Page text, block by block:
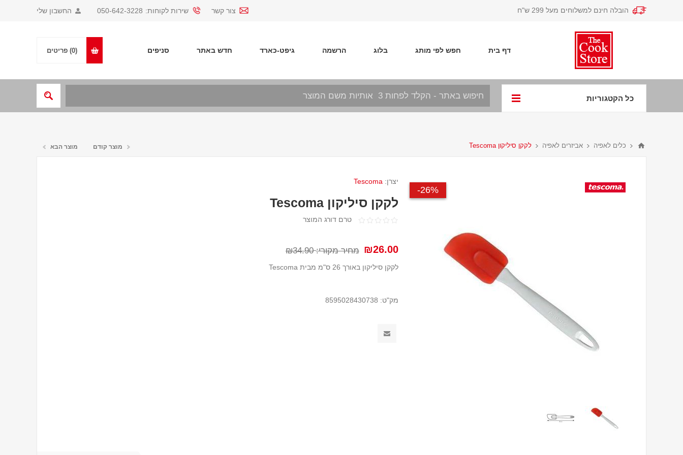
החשבון שלי צור קשר שירות לקוחות: 050-642-3228 הובלה חינם למשלוחים מעל 299 ש"ח
דף בית חפש לפי מותג בלוג הרשמה גיפט-כארד חדש באתר סניפים (0) פריטים
כל הקטגוריות
כלים לאפיה אביזרים לאפיה לקקן סיליקון Tescoma מוצר קודם מוצר הבא
26%-
יצרן: Tescoma
לקקן סיליקון Tescoma
טרם דורג המוצר
₪26.00 מחיר מקורי: ₪34.90
לקקן סיליקון באורך 26 ס"מ מבית Tescoma
מק"ט: 8595028430738